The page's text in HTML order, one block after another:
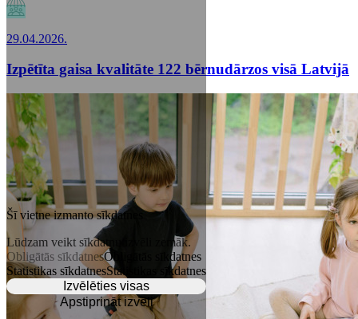
Šī vietne izmanto sīkdatnes
Lūdzam veikt sīkdatņu izvēli zemāk.
Obligātās sīkdatnesObligātās sīkdatnes
Statistikas sīkdatnesStatistikas sīkdatnes
Izvēlēties visas
Apstiprināt izvēli
29.04.2026.
Izpētīta gaisa kvalitāte 122 bērnudārzos visā Latvijā